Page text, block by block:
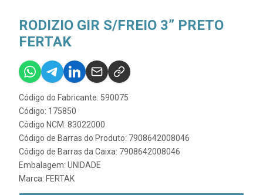
RODIZIO GIR S/FREIO 3” PRETO
FERTAK
Código do Fabricante: 590075
Código: 175850
Código NCM: 83022000
Código de Barras do Produto: 7908642008046
Código de Barras da Caixa: 7908642008046
Embalagem: UNIDADE
Marca: FERTAK